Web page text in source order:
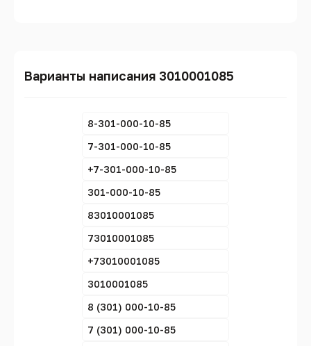
Варианты написания 3010001085
8-301-000-10-85
7-301-000-10-85
+7-301-000-10-85
301-000-10-85
83010001085
73010001085
+73010001085
3010001085
8 (301) 000-10-85
7 (301) 000-10-85